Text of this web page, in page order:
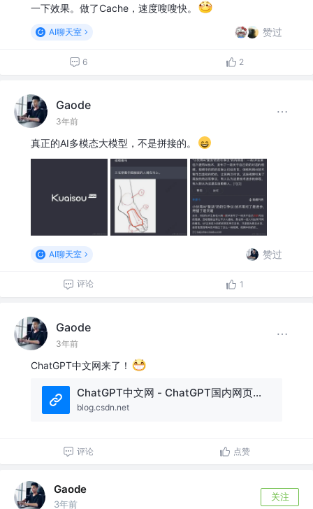
一下效果。做了Cache，速度嗖嗖快。
AI聊天室 赞过
6 2
Gaode
3年前
真正的AI多模态大模型，不是拼接的。
AI聊天室 赞过
评论 1
Gaode
3年前
ChatGPT中文网来了！
ChatGPT中文网 - ChatGPT国内网页版在线使用
blog.csdn.net
评论 点赞
Gaode
3年前
关注